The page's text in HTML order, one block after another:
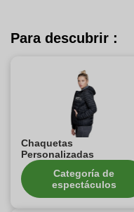
Para descubrir :
Chaquetas
Personalizadas
Categoría de
espectáculos